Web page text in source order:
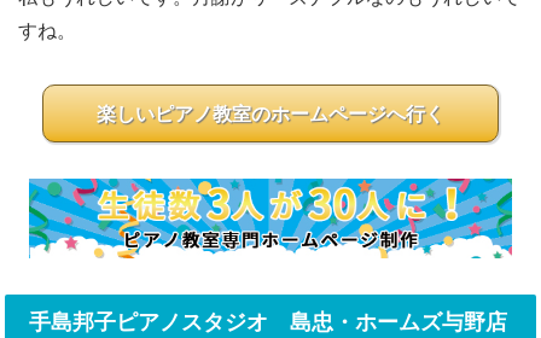
すね。
楽しいピアノ教室のホームページへ行く
手島邦子ピアノスタジオ 島忠・ホームズ与野店